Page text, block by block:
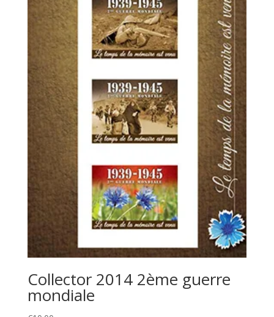
Collector 2014 2ème guerre
mondiale